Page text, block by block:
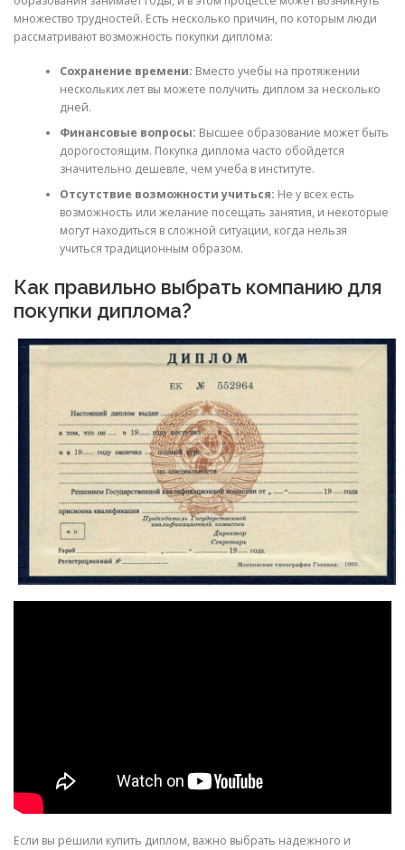
множество трудностей. Есть несколько причин, по которым люди
рассматривают возможность покупки диплома:
Сохранение времени: Вместо учебы на протяжении
нескольких лет вы можете получить диплом за несколько
дней.
Финансовые вопросы: Высшее образование может быть
дорогостоящим. Покупка диплома часто обойдется
значительно дешевле, чем учеба в институте.
Отсутствие возможности учиться: Не у всех есть
возможность или желание посещать занятия, и некоторые
могут находиться в сложной ситуации, когда нельзя
учиться традиционным образом.
Как правильно выбрать компанию для
покупки диплома?
Если вы решили купить диплом, важно выбрать надежного и